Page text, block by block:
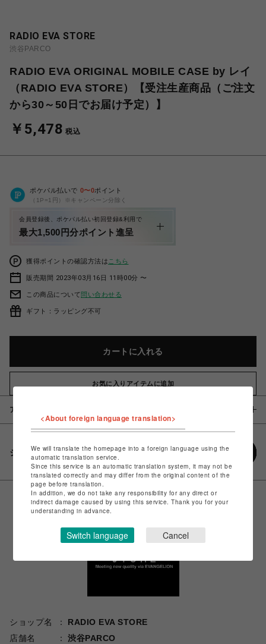
RADIO EVA STORE
渋谷PARCO
RADIO EVA ORIGINAL MOBILE CASE by レイ
（RADIO EVA STORE）【受注生産商品（ご注文
から30～50日でお届け予定）】
￥5,478 税込
ポケパル払いで 0〜0ポイント
（1P=1円）※キャンペーン分除く
会員登録後、ポケパル払い初回登録&利用で
最大1,500円分ポイント進呈
獲得ポイントの確認方法は こちら
販売期間 2023年03月16日 11時00分 〜
この商品について問い合わせる
ギフト：ラッピング不可
カートに入れる
お気に入りアイテムに追加
アイテム説明 / 素材
シェアする
ショップ名
RADIO EVA STORE
店舗名
渋谷PARCO
<About foreign language translation>
We will translate the homepage into a foreign language using the
automatic translation service.
Since this service is an automatic translation system, it may not be
translated correctly and may differ from the original content of the
page before translation.
In addition, we do not take any responsibility for any direct or
indirect damage caused by using this service. Thank you for your
understanding in advance.
Switch language Cancel